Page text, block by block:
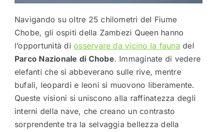
Navigando su oltre 25 chilometri del Fiume
Chobe, gli ospiti della Zambezi Queen hanno
l’opportunità diosservare da vicino la fauna del
Parco Nazionale di Chobe. Immaginate di vedere
elefanti che si abbeverano sulle rive, mentre
bufali, leopardi e leoni si muovono liberamente.
Queste visioni si uniscono alla raffinatezza degli
interni della nave, che creano un contrasto
sorprendente tra la selvaggia bellezza della